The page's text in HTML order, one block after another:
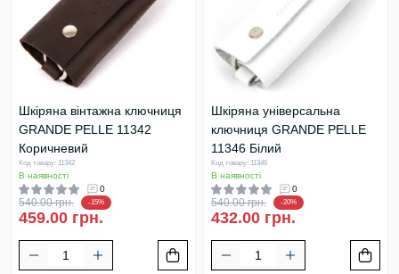
Шкіряна вінтажна ключниця
GRANDE PELLE 11342
Коричневий
Код товару: 11342
В наявності
0
540.00 грн. -15%
459.00 грн.
Шкіряна універсальна
ключниця GRANDE PELLE
11346 Білий
Код товару: 11346
В наявності
0
540.00 грн. -20%
432.00 грн.